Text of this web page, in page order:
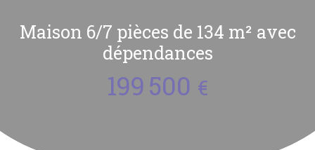
Maison 6/7 pièces de 134 m² avec
dépendances
199 500 €